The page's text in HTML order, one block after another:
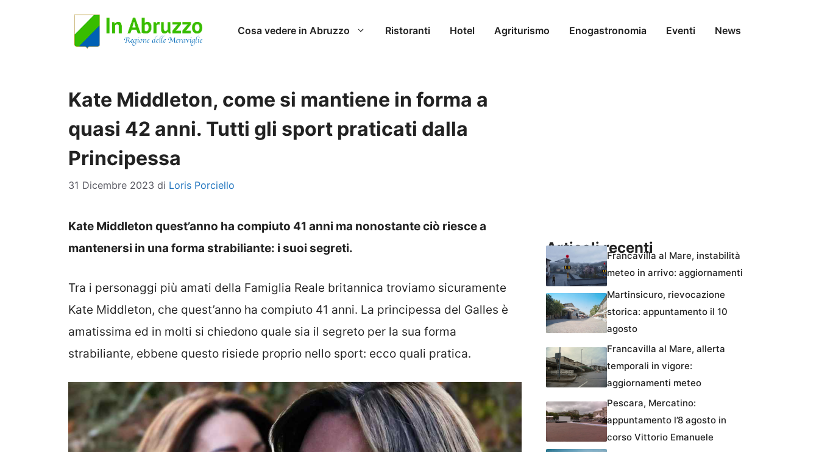
Cosa vedere in Abruzzo Ristoranti Hotel Agriturismo Enogastronomia Eventi News
Kate Middleton, come si mantiene in forma a
quasi 42 anni. Tutti gli sport praticati dalla
Principessa
31 Dicembre 2023 di Loris Porciello
Kate Middleton quest’anno ha compiuto 41 anni ma nonostante ciò riesce a
mantenersi in una forma strabiliante: i suoi segreti.
Tra i personaggi più amati della Famiglia Reale britannica troviamo sicuramente
Kate Middleton, che quest’anno ha compiuto 41 anni. La principessa del Galles è
amatissima ed in molti si chiedono quale sia il segreto per la sua forma
strabiliante, ebbene questo risiede proprio nello sport: ecco quali pratica.
Articoli recentiFrancavilla al Mare, instabilità
meteo in arrivo: aggiornamenti
Martinsicuro, rievocazione
storica: appuntamento il 10
agosto
Francavilla al Mare, allerta
temporali in vigore:
aggiornamenti meteo
Pescara, Mercatino:
appuntamento l’8 agosto in
corso Vittorio Emanuele